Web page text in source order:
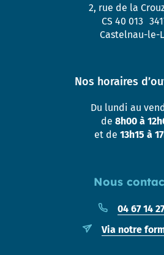
Nous
04 67 14
Via notre
2, rue de la
CS 40 013
Castelnau-le-
Nos horaires
Du lundi au
de 8h00 à
et de 13h15 à